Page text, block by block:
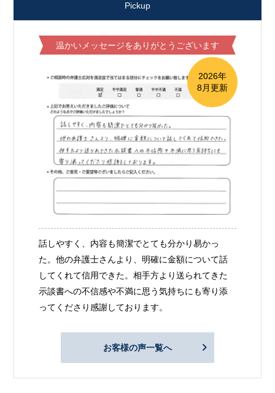
Pickup
温かいメッセージをありがとうございます
2026年
8月更新
話しやすく、内容も簡潔でとても分かり易かっ
た。他の弁護士さんより、明確に金額について話
してくれて信用できた。相手方より送られてきた
示談書への不信感や不満に思う気持ちにも寄り添
ってくださり感謝しております。
お客様の声一覧へ